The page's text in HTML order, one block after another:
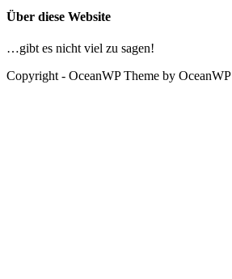
Über diese Website
…gibt es nicht viel zu sagen!
Copyright - OceanWP Theme by OceanWP